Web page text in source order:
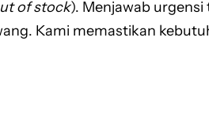
of stock). Menjawab urgensi
Kami memastikan